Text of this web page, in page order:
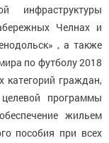
инфраструктуры
Челнах и
, а также
по футболу 2018
категорий граждан,
программы
жильем
пособия при всех